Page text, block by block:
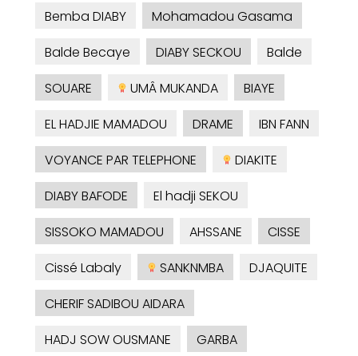
Bemba DIABY
Mohamadou Gasama
Balde Becaye
DIABY SECKOU
Balde
SOUARE
UMÂ MUKANDA
BIAYE
EL HADJIE MAMADOU
DRAME
IBN FANN
VOYANCE PAR TELEPHONE
DIAKITE
DIABY BAFODE
El hadji SEKOU
SISSOKO MAMADOU
AHSSANE
CISSE
Cissé Labaly
SANKNMBA
DJAQUITE
CHERIF SADIBOU AIDARA
HADJ SOW OUSMANE
GARBA